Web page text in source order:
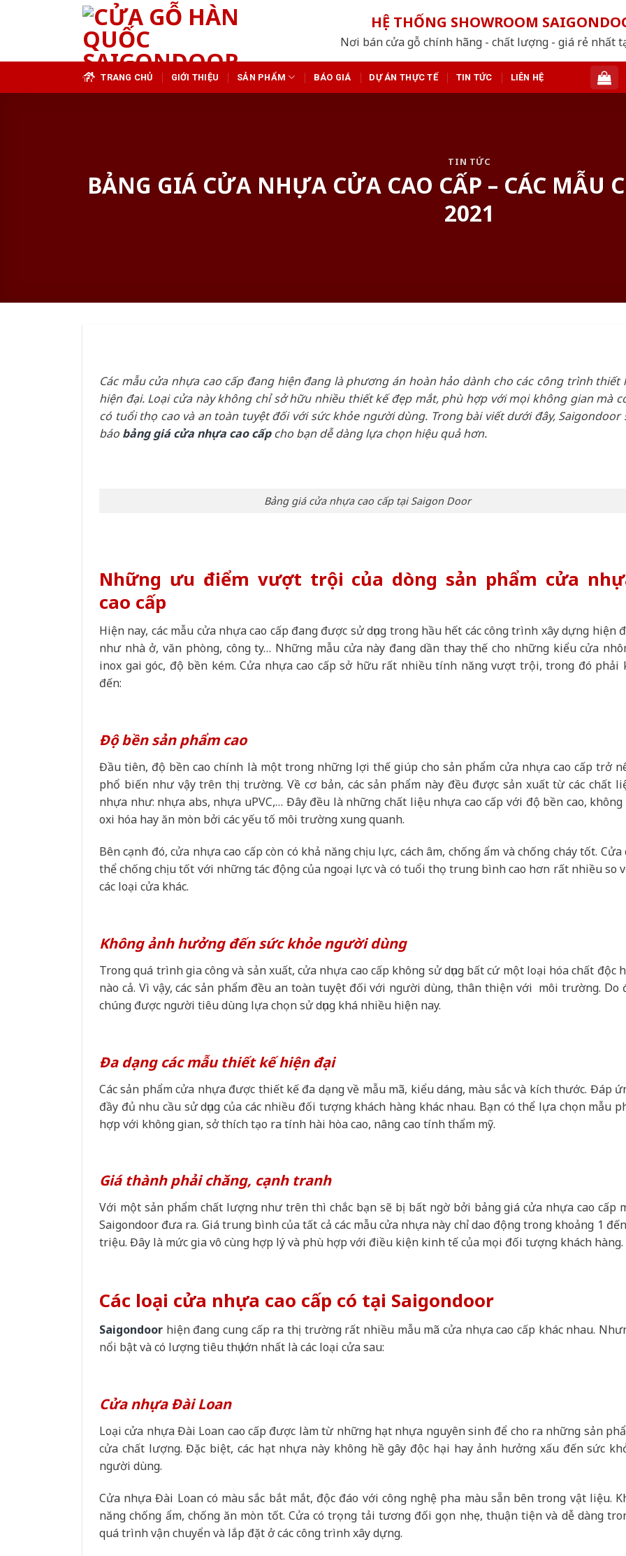
HỆ THỐNG SHOWROOM
Nơi bán cửa gỗ chính hãng - chất lượng - giá rẻ nhất
TRANG CHỦ GIỚI THIỆU SẢN PHẨM BÁO GIÁ DỰ ÁN THỰC TẾ TIN TỨC LIÊN HỆ
TIN TỨC
BẢNG GIÁ CỬA NHỰA CỬA CAO CẤP – CÁC MẪU
2021
Các mẫu cửa nhựa cao cấp đang hiện đang là phương án hoàn hảo dành cho các công trình thiết
hiện đại. Loại cửa này không chỉ sở hữu nhiều thiết kế đẹp mắt, phù hợp với mọi không gian mà
có tuổi thọ cao và an toàn tuyệt đối với sức khỏe người dùng. Trong bài viết dưới đây, Saigondoor
báo bảng giá cửa nhựa cao cấpcho bạn dễ dàng lựa chọn hiệu quả hơn.
Bảng giá cửa nhựa cao cấp tại Saigon Door
Những ưu điểm vượt trội của dòng sản phẩm cửa
cao cấp
Hiện nay, các mẫu cửa nhựa cao cấp đang được sử dụng trong hầu hết các công trình xây dựng hiện
như nhà ở, văn phòng, công ty… Những mẫu cửa này đang dần thay thế cho những kiểu cửa
inox gai góc, độ bền kém. Cửa nhựa cao cấp sở hữu rất nhiều tính năng vượt trội, trong đó phải
đến:
Độ bền sản phẩm cao
Đầu tiên, độ bền cao chính là một trong những lợi thế giúp cho sản phẩm cửa nhựa cao cấp trở
phổ biến như vậy trên thị trường. Về cơ bản, các sản phẩm này đều được sản xuất từ các chất
nhựa như: nhựa abs, nhựa uPVC,… Đây đều là những chất liệu nhựa cao cấp với độ bền cao, không
oxi hóa hay ăn mòn bởi các yếu tố môi trường xung quanh.
Bên cạnh đó, cửa nhựa cao cấp còn có khả năng chịu lực, cách âm, chống ẩm và chống cháy tốt. Cửa
thể chống chịu tốt với những tác động của ngoại lực và có tuổi thọ trung bình cao hơn rất nhiều so
các loại cửa khác.
Không ảnh hưởng đến sức khỏe người dùng
Trong quá trình gia công và sản xuất, cửa nhựa cao cấp không sử dụng bất cứ một loại hóa chất độc
nào cả. Vì vậy, các sản phẩm đều an toàn tuyệt đối với người dùng, thân thiện với môi trường. Do
chúng được người tiêu dùng lựa chọn sử dụng khá nhiều hiện nay.
Đa dạng các mẫu thiết kế hiện đại
Các sản phẩm cửa nhựa được thiết kế đa dạng về mẫu mã, kiểu dáng, màu sắc và kích thước. Đáp
đầy đủ nhu cầu sử dụng của các nhiều đối tượng khách hàng khác nhau. Bạn có thể lựa chọn mẫu
hợp với không gian, sở thích tạo ra tính hài hòa cao, nâng cao tính thẩm mỹ.
Giá thành phải chăng, cạnh tranh
Với một sản phẩm chất lượng như trên thì chắc bạn sẽ bị bất ngờ bởi bảng giá cửa nhựa cao cấp
Saigondoor đưa ra. Giá trung bình của tất cả các mẫu cửa nhựa này chỉ dao động trong khoảng 1
triệu. Đây là mức gia vô cùng hợp lý và phù hợp với điều kiện kinh tế của mọi đối tượng khách hàng.
Các loại cửa nhựa cao cấp có tại Saigondoor
Saigondoor hiện đang cung cấp ra thị trường rất nhiều mẫu mã cửa nhựa cao cấp khác nhau.
nổi bật và có lượng tiêu thụ lớn nhất là các loại cửa sau:
Cửa nhựa Đài Loan
Loại cửa nhựa Đài Loan cao cấp được làm từ những hạt nhựa nguyên sinh để cho ra những sản
cửa chất lượng. Đặc biệt, các hạt nhựa này không hề gây độc hại hay ảnh hưởng xấu đến sức
người dùng.
Cửa nhựa Đài Loan có màu sắc bắt mắt, độc đáo với công nghệ pha màu sẵn bên trong vật liệu.
năng chống ẩm, chống ăn mòn tốt. Cửa có trọng tải tương đối gọn nhẹ, thuận tiện và dễ dàng
quá trình vận chuyển và lắp đặt ở các công trình xây dựng.